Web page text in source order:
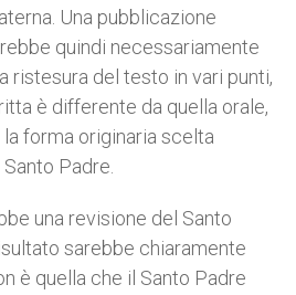
Una pubblicazione
quindi necessariamente
ristesura del testo in vari punti,
è differente da quella orale,
forma originaria scelta
Padre.
una revisione del Santo
sarebbe chiaramente
è quella che il Santo Padre